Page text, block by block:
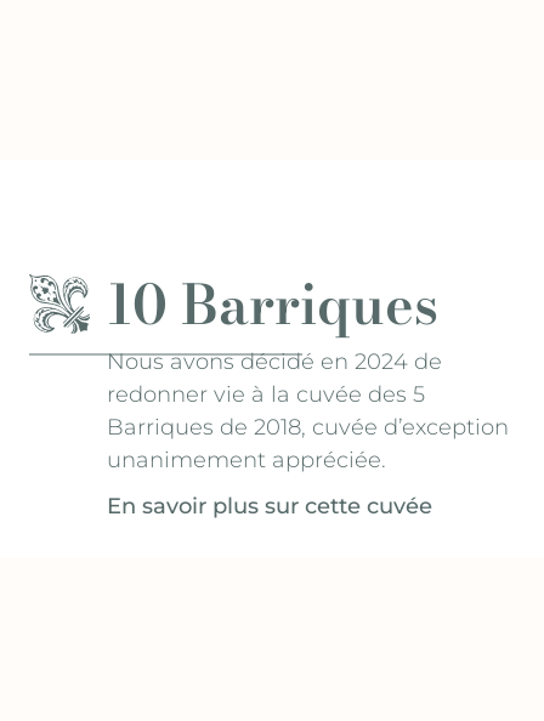
10 Barriques
Nous avons décidé en 2024 de
redonner vie à la cuvée des 5
Barriques de 2018, cuvée d’exception
unanimement appréciée.
En savoir plus sur cette cuvée